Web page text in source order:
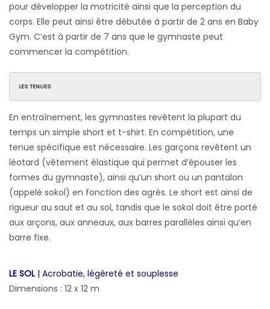
pour développer la motricité ainsi que la perception du
corps. Elle peut ainsi être débutée à partir de 2 ans en Baby
Gym. C’est à partir de 7 ans que le gymnaste peut
commencer la compétition.
LES TENUES
En entraînement, les gymnastes revêtent la plupart du
temps un simple short et t-shirt. En compétition, une
tenue spécifique est nécessaire. Les garçons revêtent un
léotard (vêtement élastique qui permet d’épouser les
formes du gymnaste), ainsi qu’un short ou un pantalon
(appelé sokol) en fonction des agrès. Le short est ainsi de
rigueur au saut et au sol, tandis que le sokol doit être porté
aux arçons, aux anneaux, aux barres parallèles ainsi qu’en
barre fixe.
LE SOL | Acrobatie, légèreté et souplesse
Dimensions : 12 x 12 m